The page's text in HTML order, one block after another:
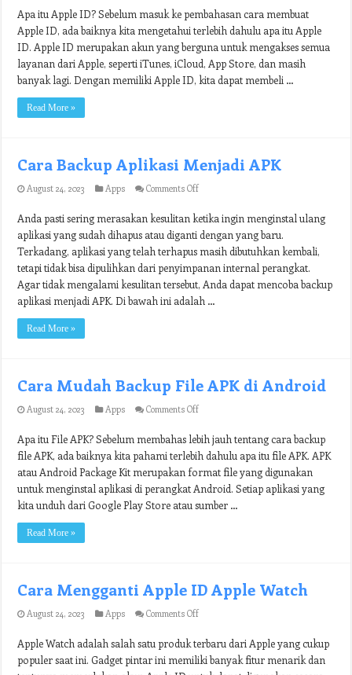
Membuat
Apple
ID
yang
Baru
Apa itu Apple ID? Sebelum masuk ke pembahasan cara membuat
Apple ID, ada baiknya kita mengetahui terlebih dahulu apa itu Apple
ID. Apple ID merupakan akun yang berguna untuk mengakses semua
layanan dari Apple, seperti iTunes, iCloud, App Store, dan masih
banyak lagi. Dengan memiliki Apple ID, kita dapat membeli …
Read More »
Cara Backup Aplikasi Menjadi APK
August 24, 2023 Apps Comments Offon
Backup
Aplikasi
Menjadi
Anda pasti sering merasakan kesulitan ketika ingin menginstal ulang
aplikasi yang sudah dihapus atau diganti dengan yang baru.
Terkadang, aplikasi yang telah terhapus masih dibutuhkan kembali,
tetapi tidak bisa dipulihkan dari penyimpanan internal perangkat.
Agar tidak mengalami kesulitan tersebut, Anda dapat mencoba backup
aplikasi menjadi APK. Di bawah ini adalah …
Read More »
Cara Mudah Backup File APK di Android
August 24, 2023 Apps Comments Offon
Mudah
Backup
File
di
Android
Apa itu File APK? Sebelum membahas lebih jauh tentang cara backup
file APK, ada baiknya kita pahami terlebih dahulu apa itu file APK. APK
atau Android Package Kit merupakan format file yang digunakan
untuk menginstal aplikasi di perangkat Android. Setiap aplikasi yang
kita unduh dari Google Play Store atau sumber …
Read More »
Cara Mengganti Apple ID Apple Watch
August 24, 2023 Apps Comments Offon
Mengganti
Apple
ID
Apple
Apple Watch adalah salah satu produk terbaru dari Apple yang cukup
populer saat ini. Gadget pintar ini memiliki banyak fitur menarik dan